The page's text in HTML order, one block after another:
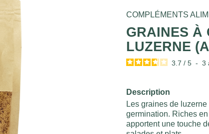
COMPLÉMENTS
GRAINES À
LUZERNE
3.7 / 5 - 3
Description
Les graines de
germination. Riches
apportent une touche